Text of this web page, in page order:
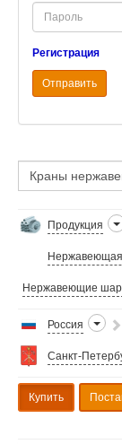
Password
Регистрация
Отправить
Продукция
Нержавеющие
Россия
Санкт-
Купить